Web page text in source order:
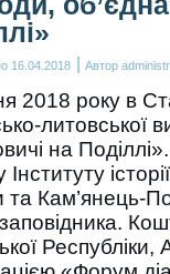
16.04.2018 | Автор
2018 року в
литовської
на
Інституту
та Кам’янець-